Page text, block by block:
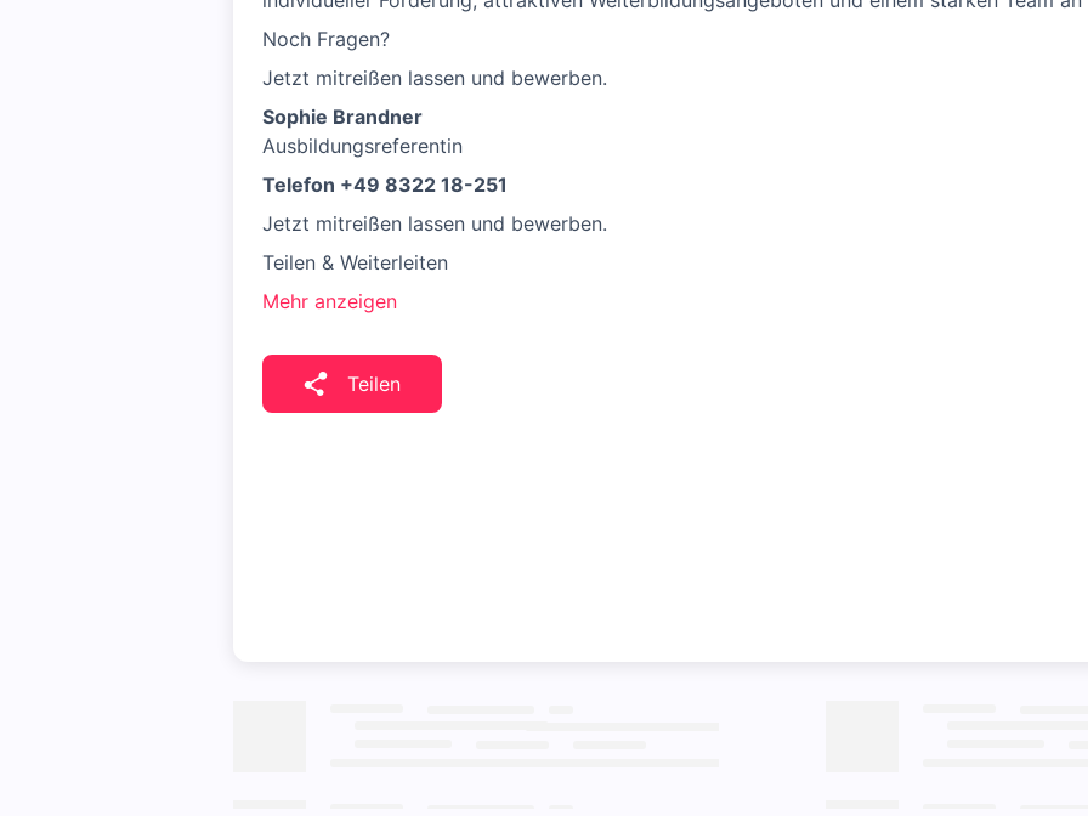
Noch Fragen?
Jetzt mitreißen lassen und bewerben.
Sophie Brandner
Ausbildungsreferentin
Telefon +49 8322 18-251
Jetzt mitreißen lassen und bewerben.
Teilen & Weiterleiten
Mehr anzeigen
Teilen